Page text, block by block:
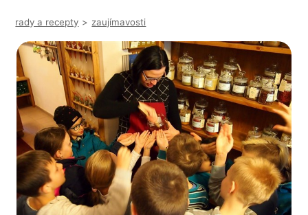
rady a recepty > zaujímavosti